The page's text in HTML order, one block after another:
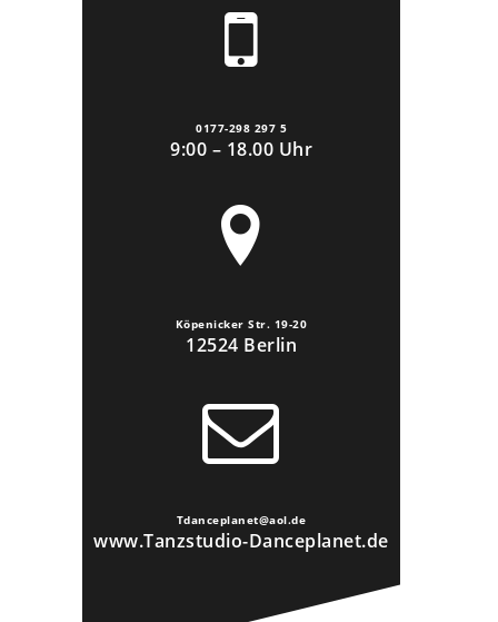
0177-298 297 5
9:00 – 18.00 Uhr
Köpenicker Str. 19-20
12524 Berlin
Tdanceplanet@aol.de
www.Tanzstudio-Danceplanet.de